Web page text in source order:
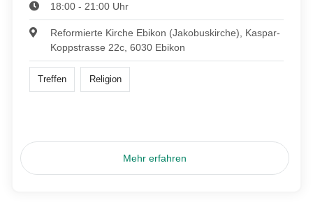
18:00 - 21:00 Uhr
Reformierte Kirche Ebikon (Jakobuskirche), Kaspar-
Koppstrasse 22c, 6030 Ebikon
Treffen Religion
Mehr erfahren